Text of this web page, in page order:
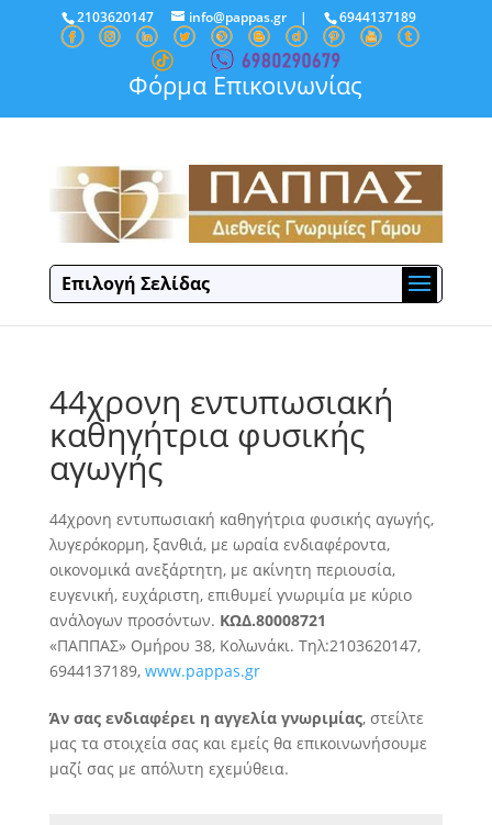
2103620147 info@pappas.gr| 6944137189
Φόρμα Επικοινωνίας
Επιλογή Σελίδας
44χρονη εντυπωσιακή
καθηγήτρια φυσικής
αγωγής
44χρονη εντυπωσιακή καθηγήτρια φυσικής αγωγής,
λυγερόκορμη, ξανθιά, με ωραία ενδιαφέροντα,
οικονομικά ανεξάρτητη, με ακίνητη περιουσία,
ευγενική, ευχάριστη, επιθυμείγνωριμία με κύριο
ανάλογων προσόντων. ΚΩΔ.80008721
«ΠΑΠΠΑΣ» Ομήρου 38, Κολωνάκι. Τηλ:2103620147,
6944137189, www.pappas.gr
Άν σας ενδιαφέρει η αγγελία γνωριμίας, στείλτε
μας τα στοιχεία σας και εμείς θα επικοινωνήσουμε
μαζί σας με απόλυτη εχεμύθεια.